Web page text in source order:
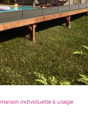
individuelle à usage